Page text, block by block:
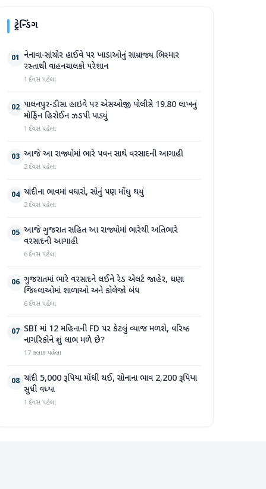
ટ્રેન્ડિંગ
01 નેનાવા-સાંચોર હાઈવે પર ખાડાઓનું સામ્રાજ્ય બિસ્માર
રસ્તાથી વાહનચાલકો પરેશાન
1 દિવસ પહેલા
02 પાલનપુર-ડીસા હાઇવે પર એસઓજી પોલીસે 19.80 લાખનું
મોર્ફિન હિરોઈન ઝડપી પાડ્યું
1 દિવસ પહેલા
03 આજે આ રાજ્યોમાં ભારે પવન સાથે વરસાદની આગાહી
2 દિવસ પહેલા
04 ચાંદીના ભાવમાં વધારો, સોનું પણ મોંઘુ થયું
2 દિવસ પહેલા
05 આજે ગુજરાત સહિત આ રાજ્યોમાં ભારેથી અતિભારે
વરસાદની આગાહી
6 દિવસ પહેલા
06 ગુજરાતમાં ભારે વરસાદને લઈને રેડ એલર્ટ જાહેર, ઘણા
જિલ્લાઓમાં શાળાઓ અને કોલેજો બંધ
6 દિવસ પહેલા
07 SBI માં 12 મહિનાની FD પર કેટલું વ્યાજ મળશે, વરિષ્ઠ
નાગરિકોને શું લાભ મળે છે?
17 કલાક પહેલા
08 ચાંદી 5,000 રૂપિયા મોંઘી થઈ, સોનાના ભાવ 2,200 રૂપિયા
સુધી વધ્યા
1 દિવસ પહેલા